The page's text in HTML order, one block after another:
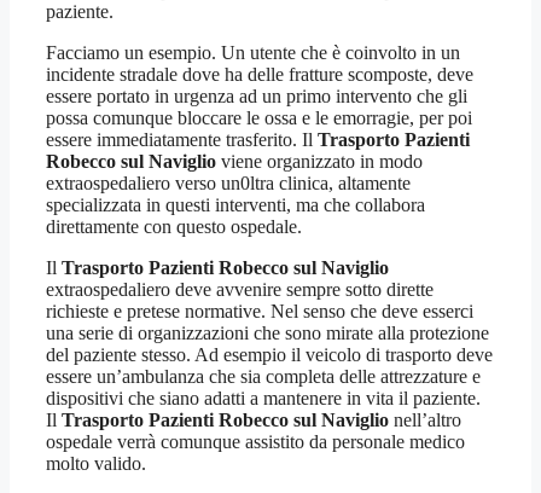
paziente.
Facciamo un esempio. Un utente che è coinvolto in un
incidente stradale dove ha delle fratture scomposte, deve
essere portato in urgenza ad un primo intervento che gli
possa comunque bloccare le ossa e le emorragie, per poi
essere immediatamente trasferito. Il Trasporto Pazienti
Robecco sul Naviglio viene organizzato in modo
extraospedaliero verso un0ltra clinica, altamente
specializzata in questi interventi, ma che collabora
direttamente con questo ospedale.
Il Trasporto Pazienti Robecco sul Naviglio
extraospedaliero deve avvenire sempre sotto dirette
richieste e pretese normative. Nel senso che deve esserci
una serie di organizzazioni che sono mirate alla protezione
del paziente stesso. Ad esempio il veicolo di trasporto deve
essere un’ambulanza che sia completa delle attrezzature e
dispositivi che siano adatti a mantenere in vita il paziente.
Il Trasporto Pazienti Robecco sul Naviglio nell’altro
ospedale verrà comunque assistito da personale medico
molto valido.